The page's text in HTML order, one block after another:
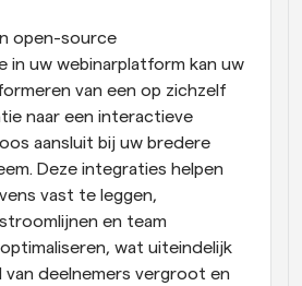
open-source
in uw webinarplatform kan uw
van een op zichzelf
naar een interactieve
aansluit bij uw bredere
Deze integraties helpen
vast te leggen,
en team
wat uiteindelijk
deelnemers vergroot en